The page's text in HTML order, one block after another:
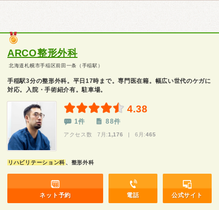
ARCO整形外科
北海道札幌市手稲区前田一条（手稲駅）
手稲駅3分の整形外科。平日17時まで。専門医在籍。幅広い世代のケガに
対応。入院・手術紹介有。駐車場。
4.38
1件 88件
アクセス数 7月: 1,176 | 6月:465
リハビリテーション科 、整形外科
ネット予約 電話 公式サイト